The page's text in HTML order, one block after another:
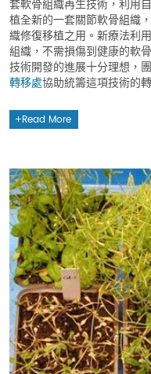
套軟骨組織再生技術，利用
植全新的一套關節軟骨組織
織修復移植之用。新療法利
組織，不需損傷到健康的軟
技術開發的進展十分理想，
轉移處協助統籌這項技術的
Read More